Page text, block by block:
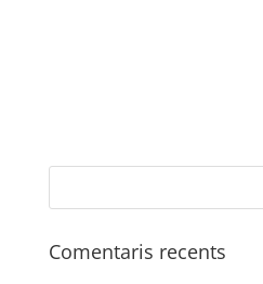
Comentaris recents